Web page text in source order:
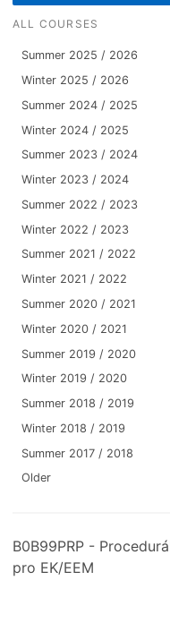
ALL COURSES
Summer 2025 / 2026
Winter 2025 / 2026
Summer 2024 / 2025
Winter 2024 / 2025
Summer 2023 / 2024
Winter 2023 / 2024
Summer 2022 / 2023
Winter 2022 / 2023
Summer 2021 / 2022
Winter 2021 / 2022
Summer 2020 / 2021
Winter 2020 / 2021
Summer 2019 / 2020
Winter 2019 / 2020
Summer 2018 / 2019
Winter 2018 / 2019
Summer 2017 / 2018
Older
B0B99PRP -
pro EK/EEM